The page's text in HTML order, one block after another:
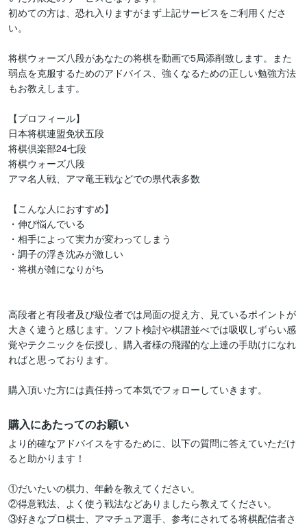
初めての方は、恐れ入りますがまず上記サービスをご利用くださ
い。
将棋ウォーズ八段があなたの将棋を動画で5局添削致します。また
弱点を克服するためのアドバイス、強くなるための正しい勉強方法
もお教えします。
【プロフィール】
日本将棋連盟免状五段
将棋倶楽部24七段
将棋ウォーズ八段
アマ名人戦、アマ竜王戦などでの県代表多数
【こんな人におすすめ】
・伸び悩んでいる
・相手によって実力が変わってしまう
・調子の浮き沈みが激しい
・将棋が雑になりがち
高段者と有段者及び級位者では局面の捉え方、見ているポイントが
大きく違うと感じます。ソフト検討や棋譜並べでは吸収しずらい感
覚やテクニックを伝授し、購入者様の飛躍的な上達の手助けになれ
ればと思っております。
購入にあたってのお願い
より的確なアドバイスをするために、以下の質問に答えていただけ
ると助かります！
①だいたいの棋力、年齢を教えてください。
②得意戦法、よく使う戦法などありましたら教えてください。
③好きなプロ棋士、アマチュア選手、参考にされてる将棋配信者さ